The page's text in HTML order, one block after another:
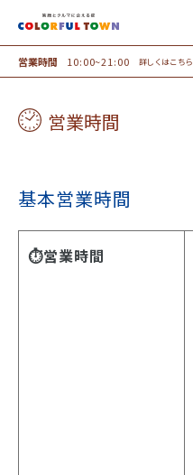
営業時間 10:00~21:00 詳しくはこちら
営業時間
基本営業時間
⏱営業時間